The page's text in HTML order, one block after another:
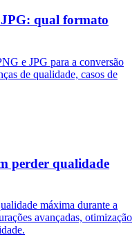
qual formato
e JPG para a conversão
de qualidade, casos de
perder qualidade
máxima durante a
avançadas, otimização